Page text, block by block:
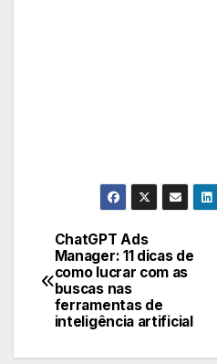
Navegação
de
Post
ChatGPT Ads
Manager: 11 dicas de
como lucrar com as
buscas nas
ferramentas de
inteligência artificial